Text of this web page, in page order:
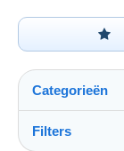
Categorieën
Filters